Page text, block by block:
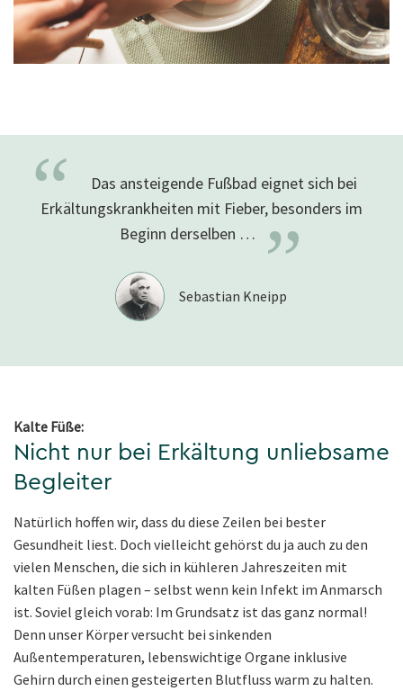
“
Das ansteigende Fußbad eignet sich bei
Erkältungskrankheiten mit Fieber, besonders im
Beginn derselben … ”
Sebastian Kneipp
Kalte Füße:
Nicht nur bei Erkältung unliebsame
Begleiter
Natürlich hoffen wir, dass du diese Zeilen bei bester
Gesundheit liest. Doch vielleicht gehörst du ja auch zu den
vielen Menschen, die sich in kühleren Jahreszeiten mit
kalten Füßen plagen – selbst wenn kein Infekt im Anmarsch
ist. Soviel gleich vorab: Im Grundsatz ist das ganz normal!
Denn unser Körper versucht bei sinkenden
Außentemperaturen, lebenswichtige Organe inklusive
Gehirn durch einen gesteigerten Blutfluss warm zu halten.